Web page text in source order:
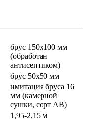
брус 150х100 мм
(обработан
антисептиком)
брус 50х50 мм
имитация бруса 16
мм (камерной
сушки, сорт АВ)
1,95-2,15 м